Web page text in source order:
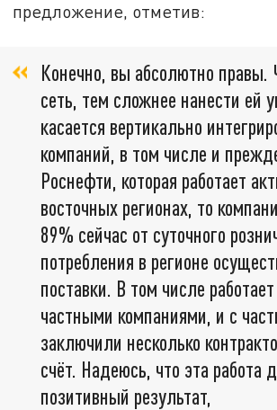
предложение, отметив:
Конечно, вы абсолютно
сеть, тем сложнее нанести ей
касается вертикально
компаний, в том числе и
Роснефти, которая работает
восточных регионах, то
89% сейчас от суточного
потребления в регионе
поставки. В том числе
частными компаниями, и с
заключили несколько
счёт. Надеюсь, что эта работа
позитивный результат,